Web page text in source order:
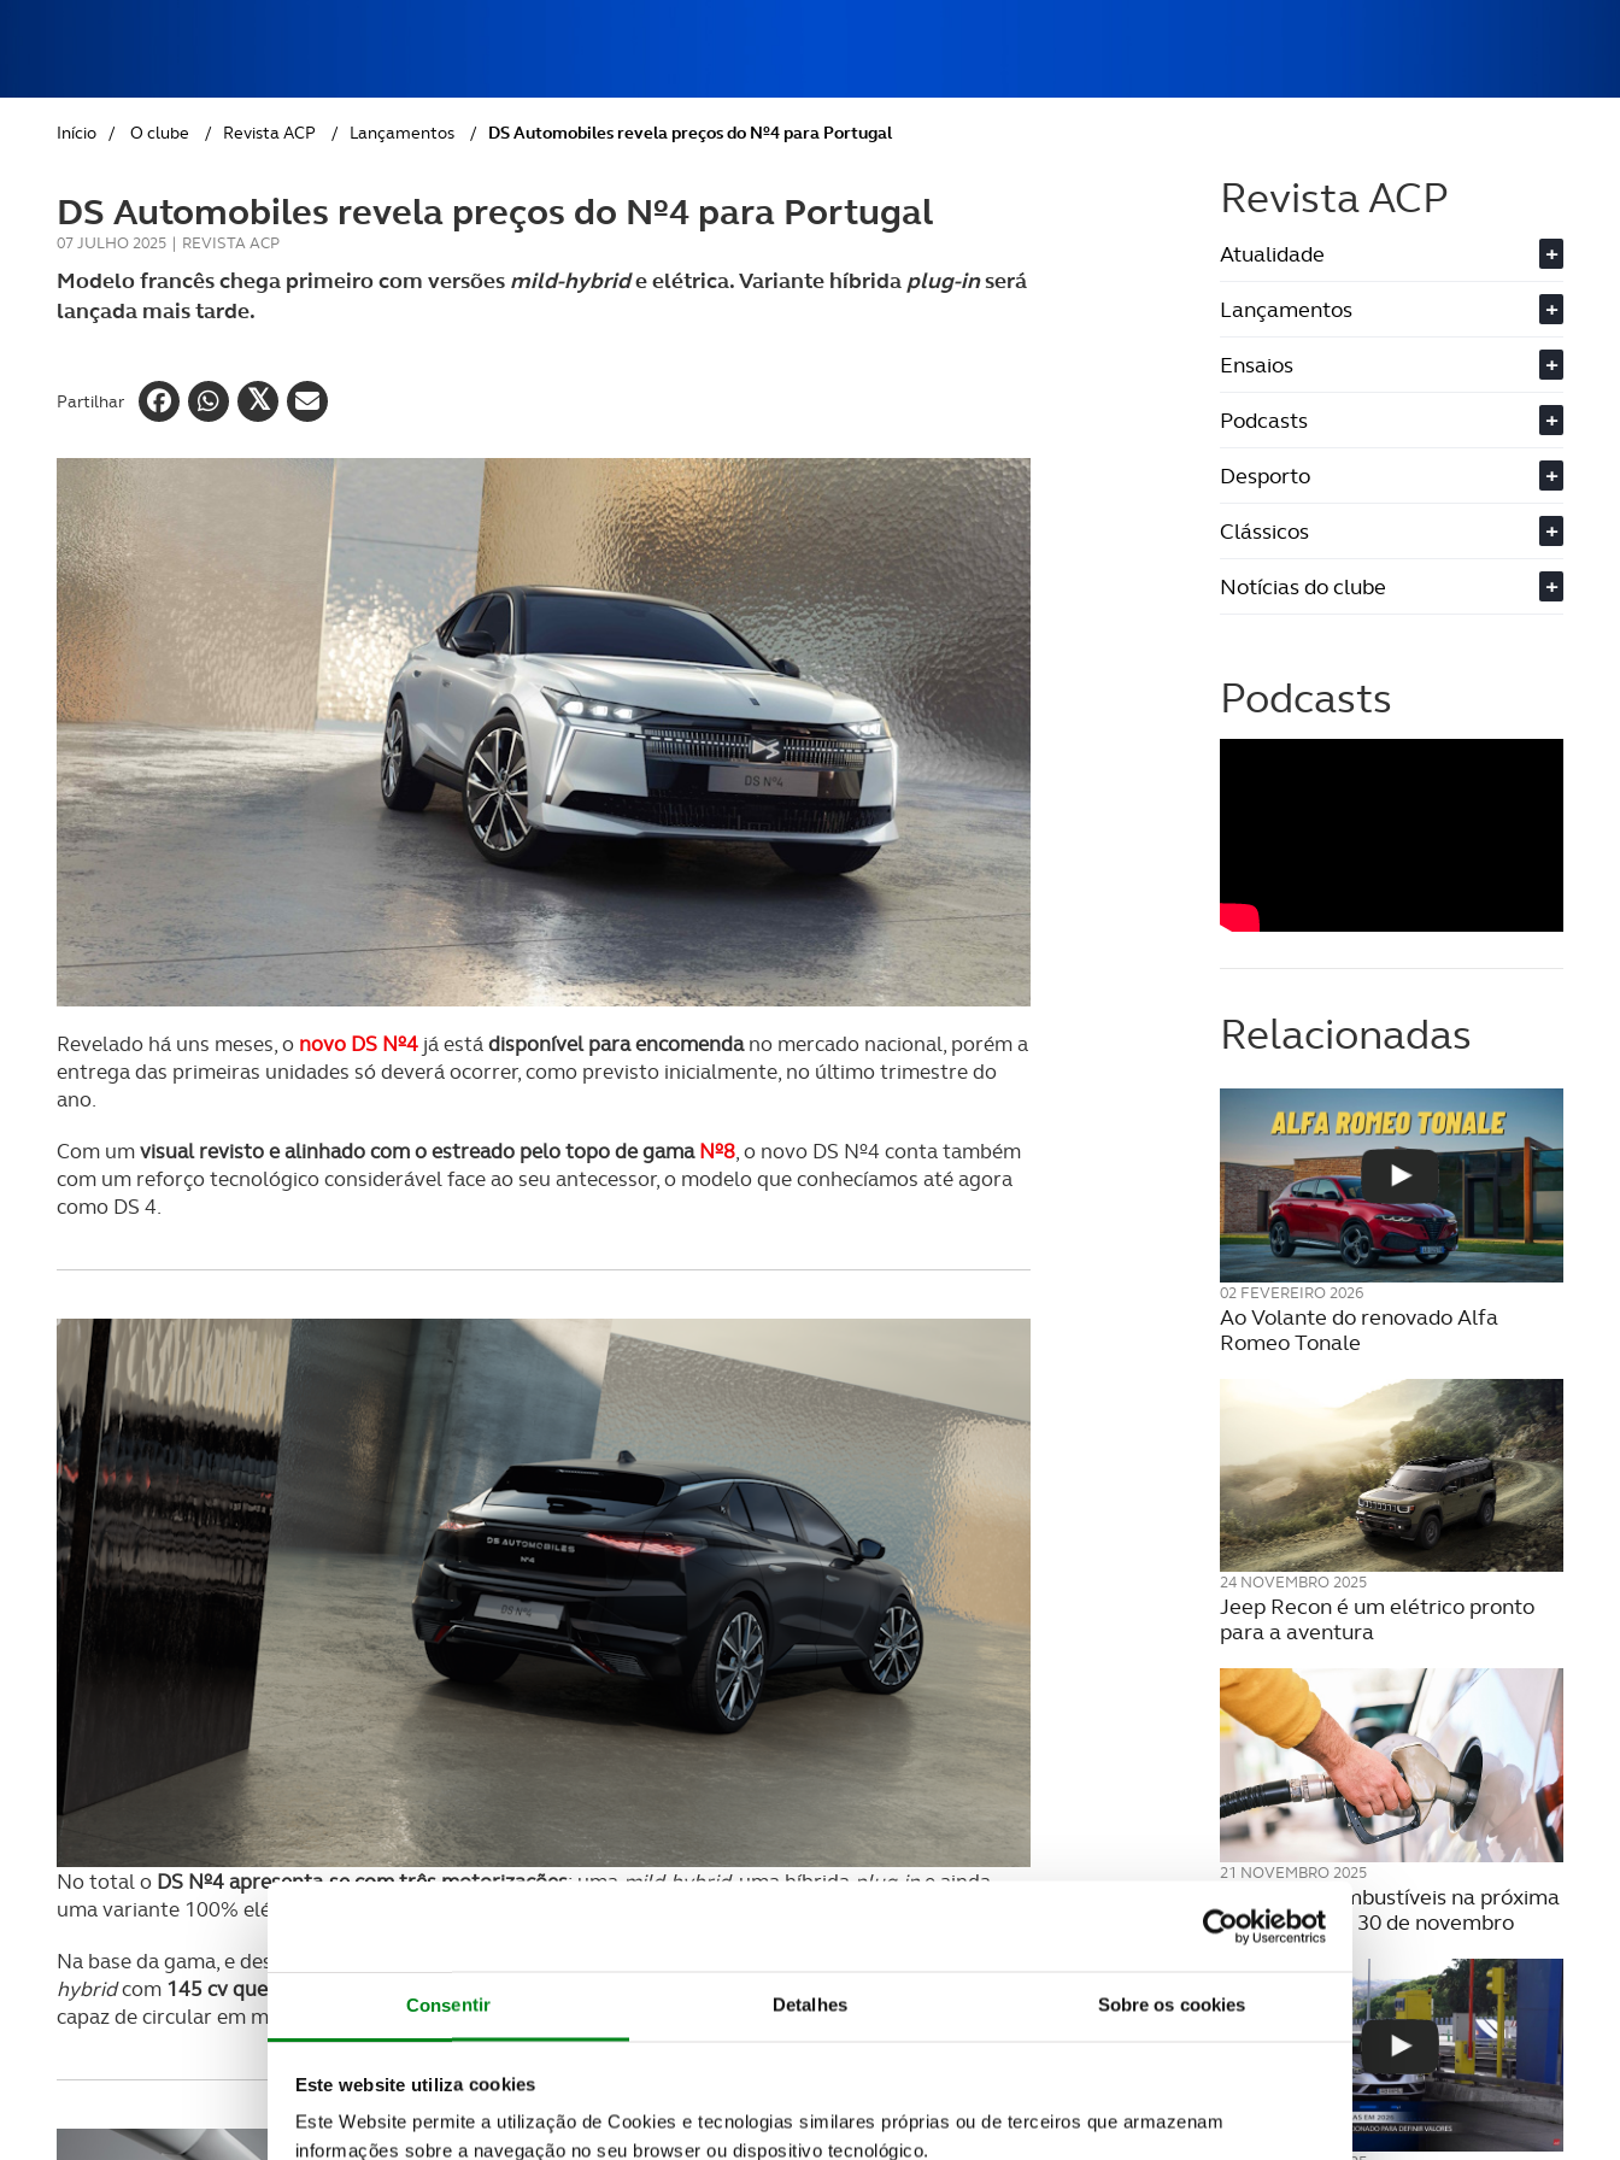
Consentir Detalhes Sobre os cookies
Este website utiliza cookies
Este Website permite a utilização de Cookies e tecnologias similares próprias ou de terceiros que armazenam
informações sobre a navegação no seu browser ou dispositivo tecnológico.
GOLFE
AUTOCARAVANISMO
Início / O clube / Revista ACP / Lançamentos / DS Automobiles revela preços do Nº4 para Portugal
DS Automobiles revela preços do Nº4 para Portugal
07 JULHO 2025 | REVISTA ACP
Modelo francês chega primeiro com versões mild-hybride elétrica. Variante híbrida plug-inserá
lançada mais tarde.
Partilhar
Revelado há uns meses, o novo DS Nº4 já estádisponível para encomendano mercado nacional, porém a
entrega das primeiras unidades só deverá ocorrer, como previsto inicialmente, no último trimestre do
ano.
Com umvisual revisto e alinhado com o estreado pelo topo de gamaNº8, o novo DS Nº4 conta também
com um reforço tecnológico considerável face ao seu antecessor, o modelo que conhecíamos até agora
como DS 4.
No total o DS Nº4 apresenta-se com três motorizações: uma mild-hybrid, uma híbrida plug-in e ainda
uma variante 100% elétrica.
Na base da gama, e desde já disponível para encomenda, encontramos o
hybridcom 145 cv que combina um motor a gasolina de 1.2 l com um motor elétrico de 28 cv (21 kW)
capaz de circular em modo 100% elétrico até 50% do tempo em ambiente urbano.
Revista ACP
Atualidade
+
Lançamentos
+
Ensaios
+
Podcasts
+
Desporto
+
Clássicos
+
Notícias do clube
+
Podcasts
Relacionadas
02 FEVEREIRO 2026
Ao Volante do renovado Alfa
Romeo Tonale
24 NOVEMBRO 2025
Jeep Recon é um elétrico pronto
para a aventura
21 NOVEMBRO 2025
Preço dos combustíveis na próxima
semana | 24 a 30 de novembro